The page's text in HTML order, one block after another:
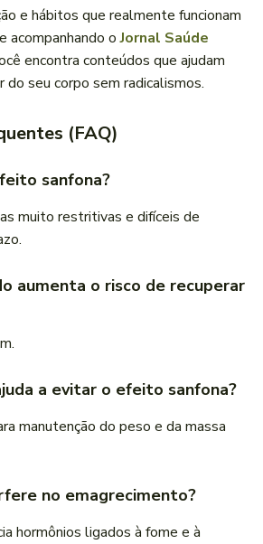
e hábitos que realmente funcionam
acompanhando oJornal Saúde
encontra conteúdos que ajudam
do seu corpo sem radicalismos.
(FAQ)
sanfona?
muito restritivas e difíceis de
aumenta o risco de recuperar
a evitar o efeito sanfona?
manutenção do peso e da massa
no emagrecimento?
hormônios ligados à fome e à